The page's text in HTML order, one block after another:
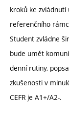
kroků ke zvládnutí
referenčního
Student zvládne
bude umět
denní rutiny,
zkušenosti v
CEFR je A1+/A2-.